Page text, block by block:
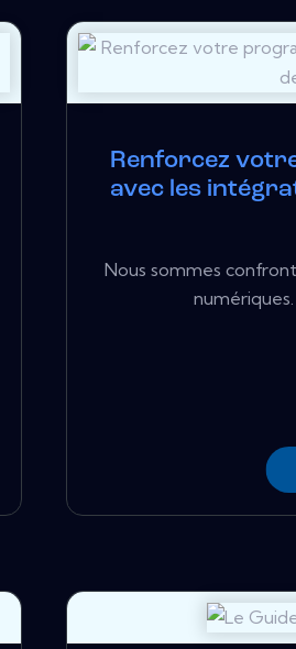
Renforcez
avec les
Nous sommes